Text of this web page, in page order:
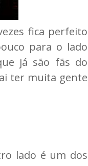
fica perfeito
para o lado
já são fãs do
ter muita gente
lado é um dos